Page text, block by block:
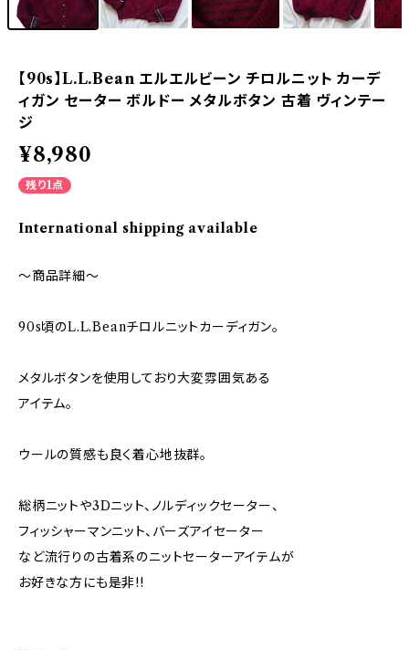
【90s】L.L.Bean エルエルビーン チロルニット カーデ
ィガン セーター ボルドー メタルボタン 古着 ヴィンテー
ジ
¥8,980
残り1点
International shipping available
～商品詳細～
90s頃のL.L.Beanチロルニットカーディガン。
メタルボタンを使用しており大変雰囲気ある
アイテム。
ウールの質感も良く着心地抜群。
総柄ニットや3Dニット、ノルディックセーター、
フィッシャーマンニット、バーズアイセーター
など流行りの古着系のニットセーターアイテムが
お好きな方にも是非!!